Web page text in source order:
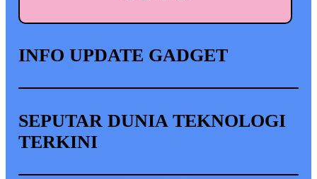
INFO UPDATE GADGET
SEPUTAR DUNIA TEKNOLOGI
TERKINI